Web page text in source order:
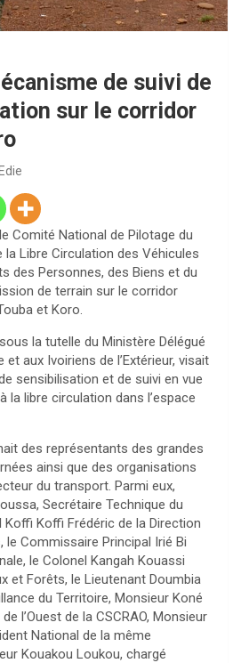
de suivi de
sur le corridor
Comité National de Pilotage du
la Libre Circulation des Véhicules
des Personnes, des Biens et du
de terrain sur le corridor
et Koro.
la tutelle du Ministère Délégué
et aux Ivoiriens de l’Extérieur, visait
sensibilisation et de suivi en vue
la libre circulation dans l’espace
des représentants des grandes
ainsi que des organisations
du transport. Parmi eux,
Secrétaire Technique du
Koffi Frédéric de la Direction
le Commissaire Principal Irié Bi
le Colonel Kangah Kouassi
et Forêts, le Lieutenant Doumbia
du Territoire, Monsieur Koné
l’Ouest de la CSCRAO, Monsieur
National de la même
Kouakou Loukou, chargé